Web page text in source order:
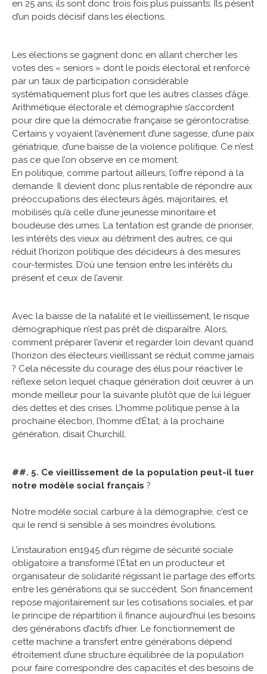
en 25 ans, ils sont donc trois fois plus puissants. Ils pèsent
d’un poids décisif dans les élections.
Les élections se gagnent donc en allant chercher les
votes des « seniors » dont le poids électoral et renforcé
par un taux de participation considérable
systématiquement plus fort que les autres classes d’âge.
Arithmétique électorale et démographie s’accordent
pour dire que la démocratie française se gérontocratise.
Certains y voyaient l’avènement d’une sagesse, d’une paix
gériatrique, d’une baisse de la violence politique. Ce n’est
pas ce que l’on observe en ce moment.
En politique, comme partout ailleurs, l’offre répond à la
demande. Il devient donc plus rentable de répondre aux
préoccupations des électeurs âgés, majoritaires, et
mobilisés qu’à celle d’une jeunesse minoritaire et
boudeuse des urnes. La tentation est grande de prioriser,
les intérêts des vieux au détriment des autres, ce qui
réduit l’horizon politique des décideurs à des mesures
cour-termistes. D’où une tension entre les intérêts du
présent et ceux de l’avenir.
Avec la baisse de la natalité et le vieillissement, le risque
démographique n’est pas prêt de disparaître. Alors,
comment préparer l’avenir et regarder loin devant quand
l’horizon des électeurs vieillissant se réduit comme jamais
? Cela nécessite du courage des élus pour réactiver le
réflexe selon lequel chaque génération doit œuvrer à un
monde meilleur pour la suivante plutôt que de lui léguer
des dettes et des crises. L’homme politique pense à la
prochaine élection, l’homme d’État, à la prochaine
génération, disait Churchill.
##. 5. Ce vieillissement de la population peut-il tuer
notre modèle social français ?
Notre modèle social carbure à la démographie, c’est ce
qui le rend si sensible à ses moindres évolutions.
L’instauration en1945 d’un régime de sécurité sociale
obligatoire a transformé l’État en un producteur et
organisateur de solidarité régissant le partage des efforts
entre les générations qui se succèdent. Son financement
repose majoritairement sur les cotisations sociales, et par
le principe de répartition il finance aujourd’hui les besoins
des générations d’actifs d’hier. Le fonctionnement de
cette machine a transfert entre générations dépend
étroitement d’une structure équilibrée de la population
pour faire correspondre des capacités et des besoins de